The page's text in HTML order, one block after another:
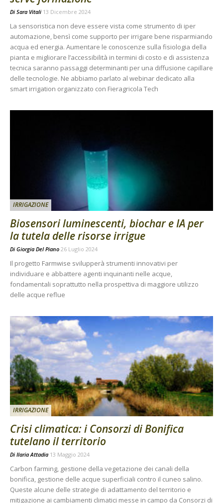
Di Sara Vitali 13 Dicembre 2024
La sensoristica non deve essere vista come strumento di iper
automazione, bensì come supporto per irrigare bene risparmiando
acqua ed energia. Aumentare le conoscenze sulla fisiologia della
pianta e migliorare l’accessibilità in termini di costo e di assistenza
tecnica saranno passaggi determinanti per una diffusione capillare
delle tecnologie. Ne abbiamo parlato al webinar dedicato alla
smart irrigation organizzato con Fieragricola Tech
IRRIGAZIONE
Biosensori luminescenti, biochar e IA per
la tutela delle risorse irrigue
Di Giorgia Del Piano 26 Luglio 2024
Il progetto Farmwise svilupperà strumenti innovativi per
individuare e abbattere agenti inquinanti nelle acque,
fondamentali soprattutto nella prospettiva di maggiore utilizzo
delle acque reflue
IRRIGAZIONE
Crisi climatica: i Consorzi di Bonifica
tutelano il territorio
Di Ilaria Attadia 13 Maggio 2024
Carbon farming, gestione della vegetazione dei canali della
bonifica, gestione delle acque superficiali contro il cuneo salino.
Queste alcune delle strategie di adattamento del territorio e
mitigazione ai cambiamenti climatici messe in campo da Consorzi di